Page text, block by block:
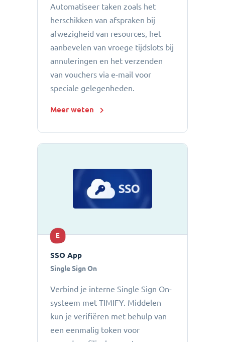
Automatiseer taken zoals het
herschikken van afspraken bij
afwezigheid van resources, het
aanbevelen van vroege tijdslots bij
annuleringen en het verzenden
van vouchers via e-mail voor
speciale gelegenheden.
Meer weten
E
SSO App
Single Sign On
Verbind je interne Single Sign On-
systeem met TIMIFY. Middelen
kun je verifiëren met behulp van
een eenmalig token voor